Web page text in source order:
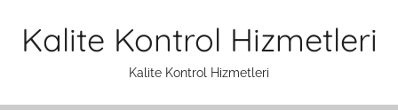
Kalite Kontrol Hizmetleri
Kalite Kontrol Hizmetleri